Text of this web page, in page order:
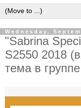
Wednesday,
"Sabrina
S2550 2018
тема в